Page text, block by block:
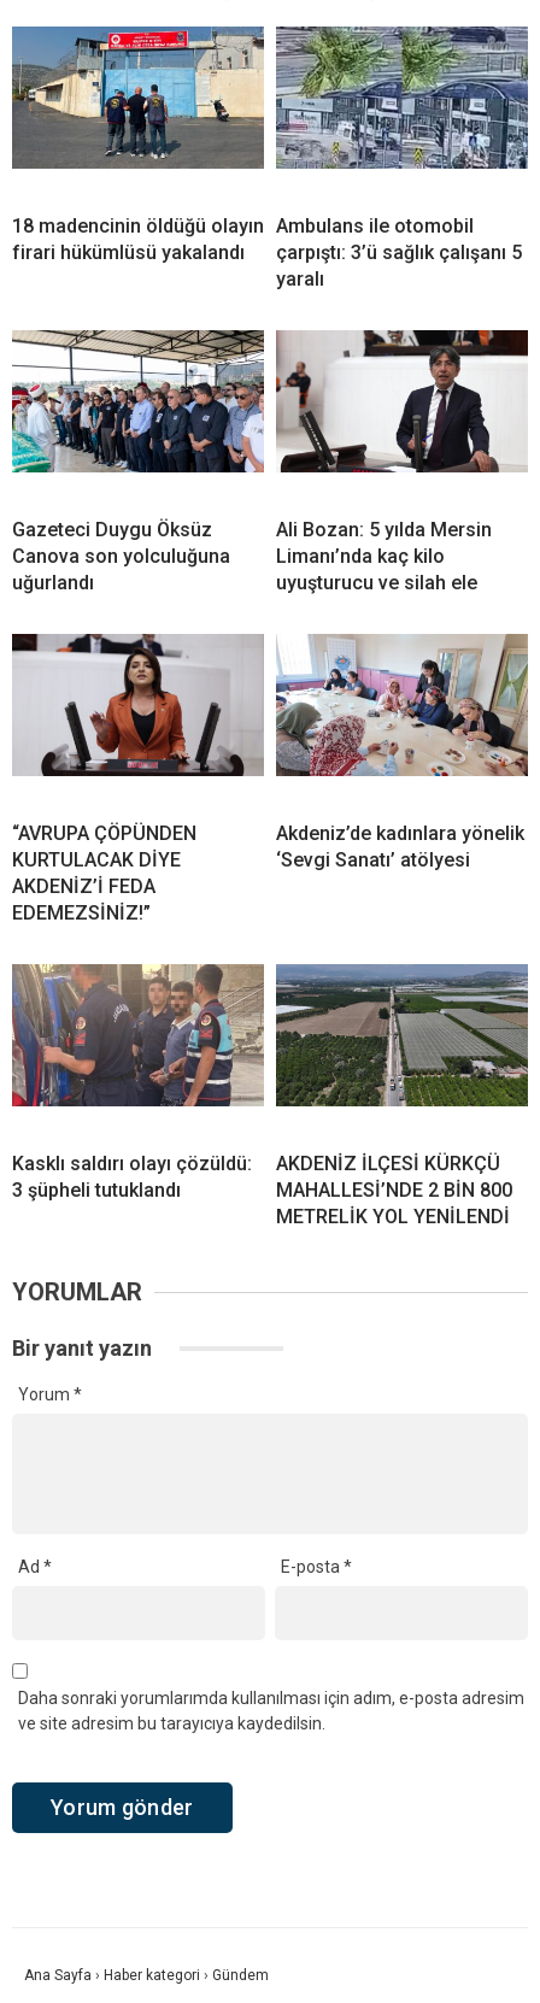
18 madencinin öldüğü olayın
firari hükümlüsü yakalandı
Ambulans ile otomobil
çarpıştı: 3’ü sağlık çalışanı 5
yaralı
Gazeteci Duygu Öksüz
Canova son yolculuğuna
uğurlandı
Ali Bozan: 5 yılda Mersin
Limanı’nda kaç kilo
uyuşturucu ve silah ele
“AVRUPA ÇÖPÜNDEN
KURTULACAK DİYE
AKDENİZ’İ FEDA
EDEMEZSİNİZ!”
Akdeniz’de kadınlara yönelik
‘Sevgi Sanatı’ atölyesi
Kasklı saldırı olayı çözüldü:
3 şüpheli tutuklandı
AKDENİZ İLÇESİ KÜRKÇÜ
MAHALLESİ’NDE 2 BİN 800
METRELİK YOL YENİLENDİ
YORUMLAR
Bir yanıt yazın
Yorum *
Ad * E-posta*
Daha sonraki yorumlarımda kullanılması için adım, e-posta adresim
ve site adresim bu tarayıcıya kaydedilsin.
Ana Sayfa › Haber kategori › Gündem